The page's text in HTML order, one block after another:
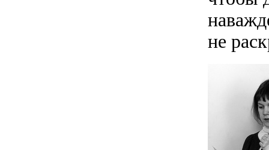
не